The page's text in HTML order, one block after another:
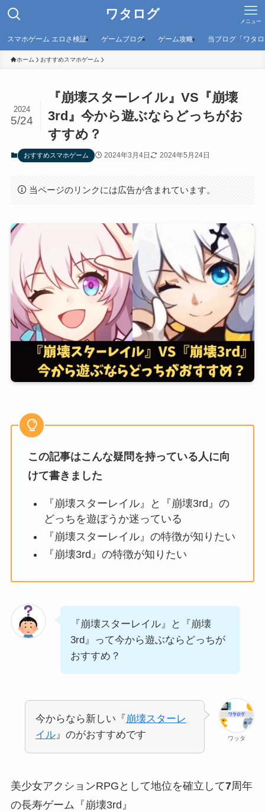
ワタログ メニュー
スマホゲーム エロさ検証 ゲームブログ ゲーム攻略 当ブログ「ワタ
ホーム おすすめスマホゲーム
『崩壊スターレイル』VS『崩壊
3rd』今から遊ぶならどっちがお
すすめ？
2024
5/24
おすすめスマホゲーム 2024年3月4日 2024年5月24日
当ページのリンクには広告が含まれています。
この記事はこんな疑問を持っている人に向
けて書きました
『崩壊スターレイル』と『崩壊3rd』の
どっちを遊ぼうか迷っている
『崩壊スターレイル』の特徴が知りたい
『崩壊3rd』の特徴が知りたい
『崩壊スターレイル』と『崩壊
3rd』って今から遊ぶならどっちが
おすすめ？
ワッタ
今からなら新しい『 崩壊スターレ
イル』のがおすすめです
美少女アクションRPGとして地位を確立して7周年
の長寿ゲーム『崩壊3rd』